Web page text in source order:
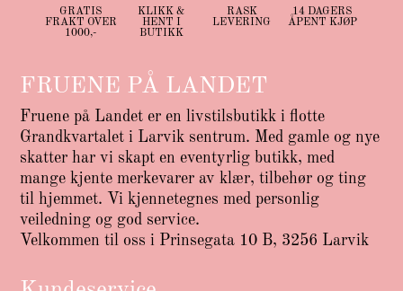
GRATIS
FRAKT OVER
1000,-
KLIKK &
HENT I
BUTIKK
RASK
LEVERING
14 DAGERS
ÅPENT KJØP
FRUENE PÅ LANDET
Fruene på Landet er en livstilsbutikk i flotte
Grandkvartalet i Larvik sentrum. Med gamle og nye
skatter har vi skapt en eventyrlig butikk, med
mange kjente merkevarer av klær, tilbehør og ting
til hjemmet. Vi kjennetegnes med personlig
veiledning og god service.
Velkommen til oss i Prinsegata 10 B, 3256 Larvik